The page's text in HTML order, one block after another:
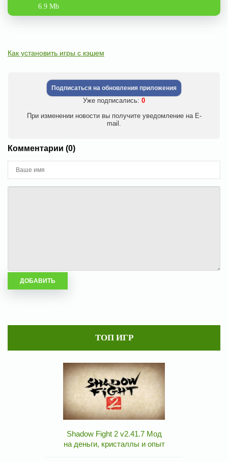
6.9 Mb
Как установить игры с кэшем
Подписаться на обновления приложения
Уже подписались: 0
При изменении новости вы получите уведомление на E-
mail.
Комментарии (0)
ТОП ИГР
Shadow Fight 2 v2.41.7 Мод
на деньги, кристаллы и опыт